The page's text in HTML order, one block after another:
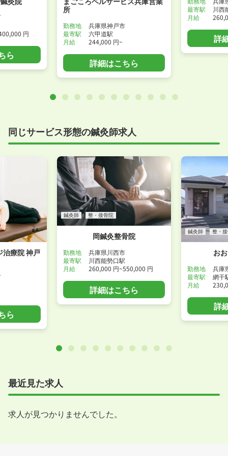
円
ら
所
勤務地
兵庫県神戸市
最寄駅
六甲道駅
月給
244,000 円~
詳細はこちら
最寄駅
川西
月給
詳
同じサービス形態の鍼灸師求人
治療院 神戸
ら
鍼灸師 整・接骨院
岡鍼灸整骨院
勤務地
兵庫県川西市
最寄駅
川西能勢口駅
月給
260,000 円~550,000 円
詳細はこちら
鍼灸師 整・
お
勤務地
兵庫
最寄駅
網干
月給
詳
最近見た求人
求人が見つかりませんでした。